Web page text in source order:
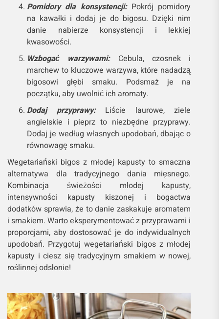
Pomidory dla konsystencji:Pokrój pomidory
na kawałki i dodaj je do bigosu. Dzięki nim
danie nabierze konsystencji i lekkiej
kwasowości.
Wzbogać warzywami:Cebula, czosnek i
marchew to kluczowe warzywa, które nadadzą
bigosowi głębi smaku. Podsmaż je na
początku, aby uwolnić ich aromaty.
Dodaj przyprawy:Liście laurowe, ziele
angielskie i pieprz to niezbędne przyprawy.
Dodaj je według własnych upodobań, dbając o
równowagę smaku.
Wegetariański bigos z młodej kapusty to smaczna
alternatywa dla tradycyjnego dania mięsnego.
Kombinacja świeżości młodej kapusty,
intensywności kapusty kiszonej i bogactwa
dodatków sprawia, że to danie zaskakuje aromatem
i smakiem. Warto eksperymentować z przyprawami i
proporcjami, aby dostosować je do indywidualnych
upodobań. Przygotuj wegetariański bigos z młodej
kapusty i ciesz się tradycyjnym smakiem w nowej,
roślinnej odsłonie!